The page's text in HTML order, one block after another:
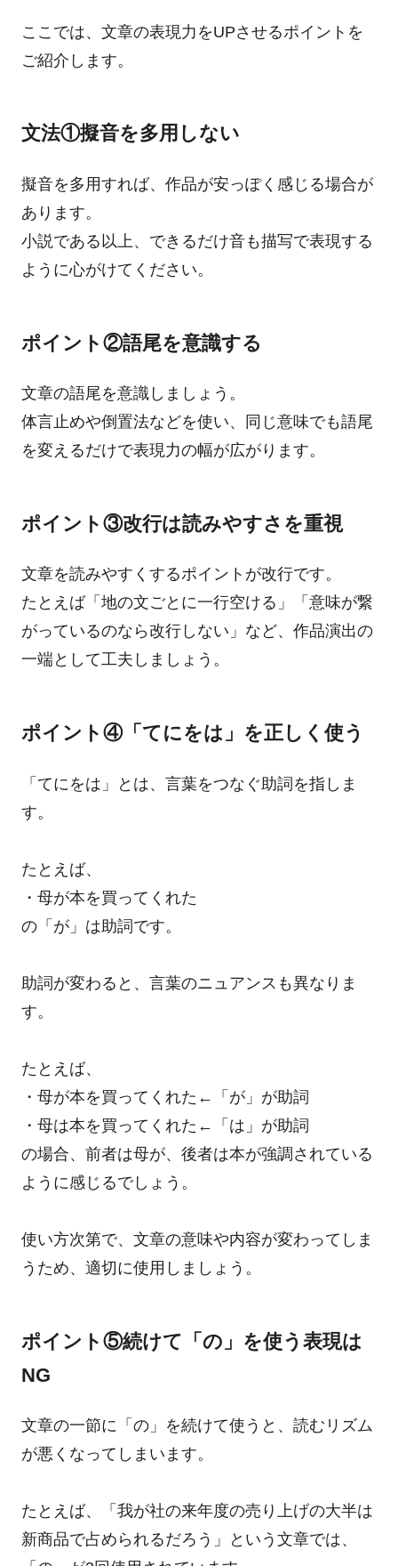
ここでは、文章の表現力をUPさせるポイントを
ご紹介します。
文法①擬音を多用しない
擬音を多用すれば、作品が安っぽく感じる場合が
あります。
小説である以上、できるだけ音も描写で表現する
ように心がけてください。
ポイント②語尾を意識する
文章の語尾を意識しましょう。
体言止めや倒置法などを使い、同じ意味でも語尾
を変えるだけで表現力の幅が広がります。
ポイント③改行は読みやすさを重視
文章を読みやすくするポイントが改行です。
たとえば「地の文ごとに一行空ける」「意味が繋
がっているのなら改行しない」など、作品演出の
一端として工夫しましょう。
ポイント④「てにをは」を正しく使う
「てにをは」とは、言葉をつなぐ助詞を指しま
す。
たとえば、
・母が本を買ってくれた
の「が」は助詞です。
助詞が変わると、言葉のニュアンスも異なりま
す。
たとえば、
・母が本を買ってくれた←「が」が助詞
・母は本を買ってくれた←「は」が助詞
の場合、前者は母が、後者は本が強調されている
ように感じるでしょう。
使い方次第で、文章の意味や内容が変わってしま
うため、適切に使用しましょう。
ポイント⑤続けて「の」を使う表現は
NG
文章の一節に「の」を続けて使うと、読むリズム
が悪くなってしまいます。
たとえば、「我が社の来年度の売り上げの大半は
新商品で占められるだろう」という文章では、